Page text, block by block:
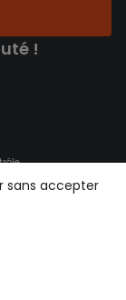
!
sans accepter